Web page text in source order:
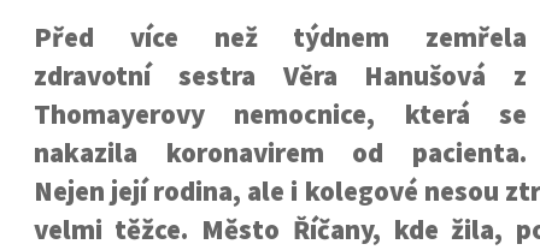
Před více než týdnem zemřela
zdravotní sestra Věra Hanušová z
Thomayerovy nemocnice, která se
nakazila koronavirem od pacienta.
Nejen její rodina, ale i kolegové nesou
velmi těžce. Město Říčany, kde žila,